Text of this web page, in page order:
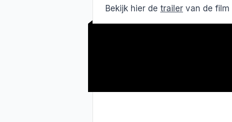
Bekijk hier de trailer van de film